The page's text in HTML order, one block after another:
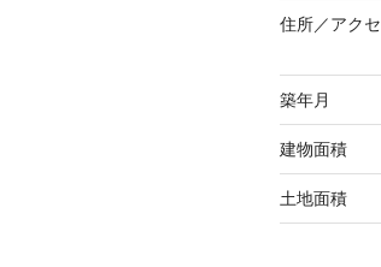
住所／アク
築年月
建物面積
土地面積